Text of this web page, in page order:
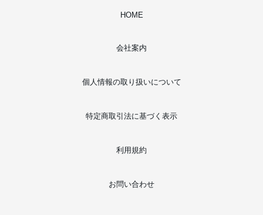
HOME
会社案内
個人情報の取り扱いについて
特定商取引法に基づく表示
利用規約
お問い合わせ